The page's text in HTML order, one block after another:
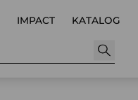
IMPACT KATALOG